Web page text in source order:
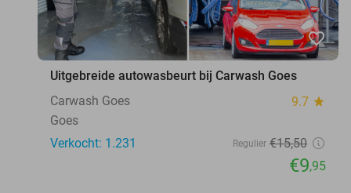
favorite_border
Uitgebreide autowasbeurt bij Carwash Goes
Carwash Goes
9.7 star
Goes
Verkocht: 1.231
Regulier €15,50
€9,95